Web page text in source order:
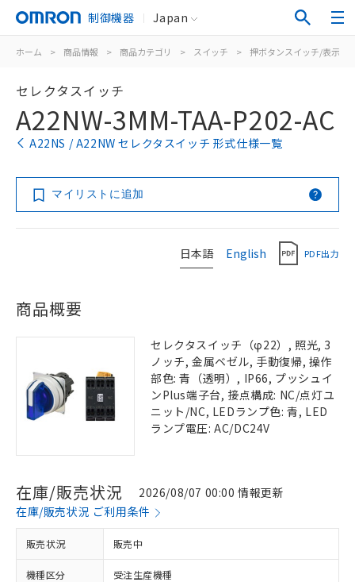
制御機器 Japan
ホーム > 商品情報 > 商品カテゴリ > スイッチ > 押ボタンスイッチ/表示灯
セレクタスイッチ
A22NW-3MM-TAA-P202-AC
A22NS / A22NW セレクタスイッチ 形式仕様一覧
マイリストに追加
日本語 English PDF出力
商品概要
セレクタスイッチ（φ22）, 照光, 3
ノッチ, 金属ベゼル, 手動復帰, 操作
部色: 青（透明）, IP66, プッシュイ
ンPlus端子台, 接点構成: NC/点灯ユ
ニット/NC, LEDランプ色: 青, LED
ランプ電圧: AC/DC24V
在庫/販売状況
2026/08/07 00:00 情報更新
在庫/販売状況 ご利用条件
販売状況 販売中
機種区分 受注生産機種